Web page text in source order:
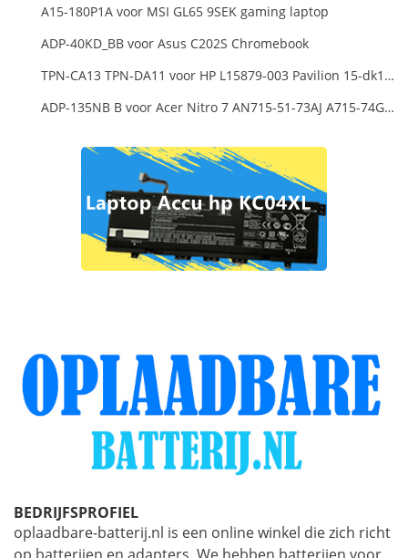
A15-180P1A voor MSI GL65 9SEK gaming laptop
ADP-40KD_BB voor Asus C202S Chromebook
TPN-CA13 TPN-DA11 voor HP L15879-003 Pavilion 15-dk1000
ADP-135NB B voor Acer Nitro 7 AN715-51-73AJ A715-74G-52B0 Notebook
BEDRIJFSPROFIEL
oplaadbare-batterij.nl is een online winkel die zich richt